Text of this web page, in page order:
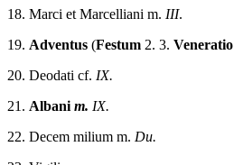
18. Marci et Marcelliani m. III.
19. Adventus (Festum 2. 3. Veneratio
20. Deodati cf. IX.
21. Albani m. IX.
22. Decem milium m. Du.